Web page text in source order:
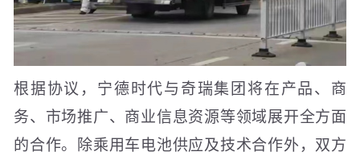
根据协议，宁德时代与奇瑞集团将在产品、商
务、市场推广、商业信息资源等领域展开全方面
的合作。除乘用车电池供应及技术合作外，双方